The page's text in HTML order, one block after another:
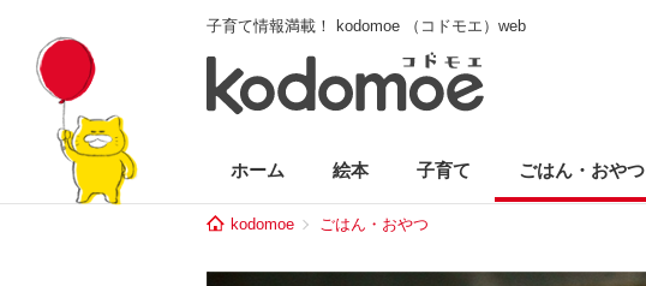
子育て情報満載！ kodomoe （コドモエ）web
ホーム 絵本 子育て ごはん・おやつ
kodomoe ごはん・おやつ